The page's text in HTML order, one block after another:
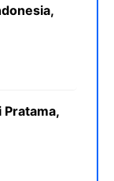
Pratama,